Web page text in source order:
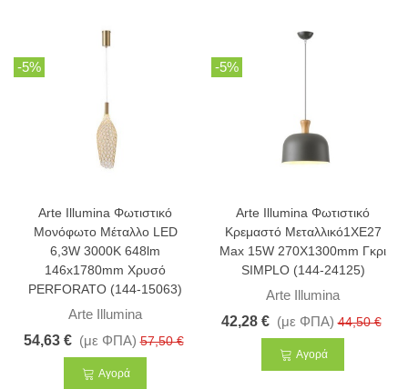
-5%
Arte Illumina Φωτιστικό
Μονόφωτο Μέταλλο LED
6,3W 3000Κ 648lm
146x1780mm Χρυσό
PERFORATO (144-15063)
Arte Illumina
54,63 € (με ΦΠΑ) 57,50 €
Αγορά
-5%
Arte Illumina Φωτιστικό
Κρεμαστό Μεταλλικό1XΕ27
Max 15W 270X1300mm Γκρι
SIMPLO (144-24125)
Arte Illumina
42,28 € (με ΦΠΑ) 44,50 €
Αγορά